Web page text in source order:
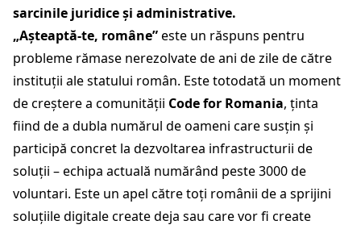
sarcinile juridice și administrative.
„Așteaptă-te, române”este un răspuns pentru
probleme rămase nerezolvate de ani de zile de către
instituții ale statului român. Este totodată un moment
de creștere a comunității Code for Romania, ținta
fiind de a dubla numărul de oameni care susțin și
participă concret la dezvoltarea infrastructurii de
soluții – echipa actuală numărând peste 3000 de
voluntari. Este un apel către toți românii de a sprijini
soluțiile digitale create deja sau care vor fi create